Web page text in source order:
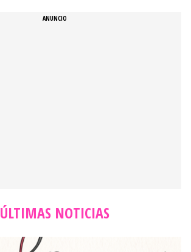
ÚLTIMAS NOTICIAS